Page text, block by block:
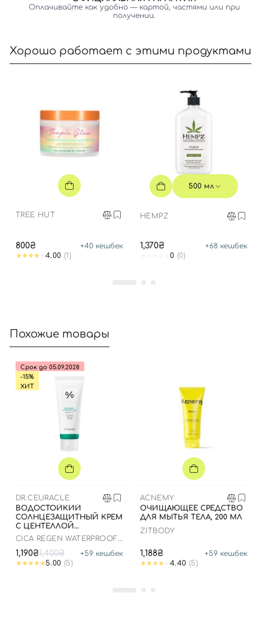
Оплачивайте как удобно — картой, частями или при
получении.
Хорошо работает с этими продуктами
TREE HUT
800₴ +40 кешбек
4.00 (1)
500 мл
HEMPZ
1,370₴ +68 кешбек
0 (0)
Похожие товары
Срок до 05.09.2028
-15%
ХИТ
DR.CEURACLE
ВОДОСТОЙКИЙ
СОЛНЦЕЗАЩИТНЫЙ КРЕМ
С ЦЕНТЕЛЛОЙ
АЗИАТСКОЙ, 100 МЛ ДО
CICA REGEN WATERPROOF
1,190₴1,400₴ +59 кешбек
5.00 (5)
ACNEMY
ОЧИЩАЮЩЕЕ СРЕДСТВО
ДЛЯ МЫТЬЯ ТЕЛА, 200 МЛ
ZITBODY
1,188₴ +59 кешбек
4.40 (5)
Вход Регистрация
Номер телефона
Отправляя форму для авторизации/регистрации, вы
принимаете условия
Пользовательские соглашения